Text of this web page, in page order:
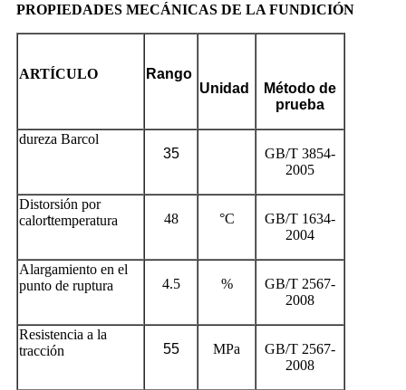
PROPIEDADES MECÁNICAS DE LA FUNDICIÓN
ARTÍCULO
Rango
Unidad
Método de
prueba
dureza Barcol
35
GB/T 3854-
2005
Distorsión por
calorttemperatura 48 °C
GB/T 1634-
2004
Alargamiento en el
punto de ruptura
4.5 %
GB/T 2567-
2008
Resistencia a la
tracción
55 MPa
GB/T 2567-
2008